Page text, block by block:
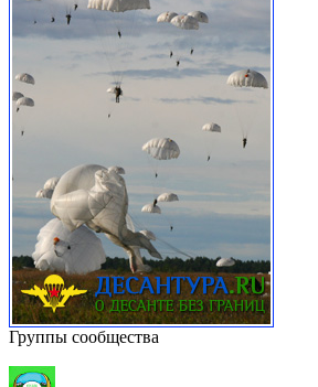
Группы сообщества